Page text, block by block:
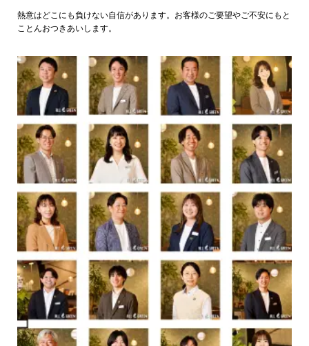
熱意はどこにも負けない自信があります。お客様のご要望やご不安にもと
ことんおつきあいします。